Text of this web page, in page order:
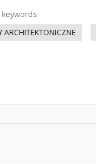
ARCHITEKTONICZNE